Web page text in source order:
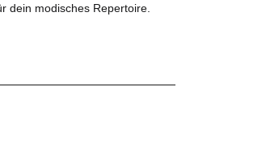
dein modisches Repertoire.